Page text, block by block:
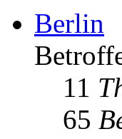
Berlin
11
65